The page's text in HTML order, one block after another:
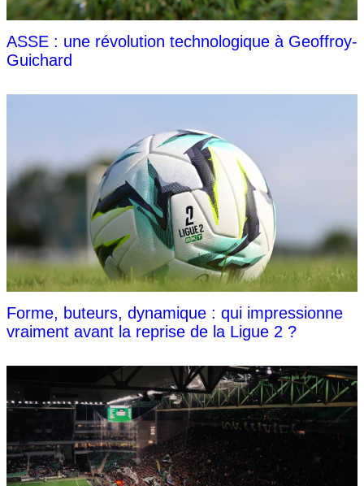
ASSE : une révolution technologique à Geoffroy-
Guichard
Forme, buteurs, dynamique : qui impressionne
vraiment avant la reprise de la Ligue 2 ?